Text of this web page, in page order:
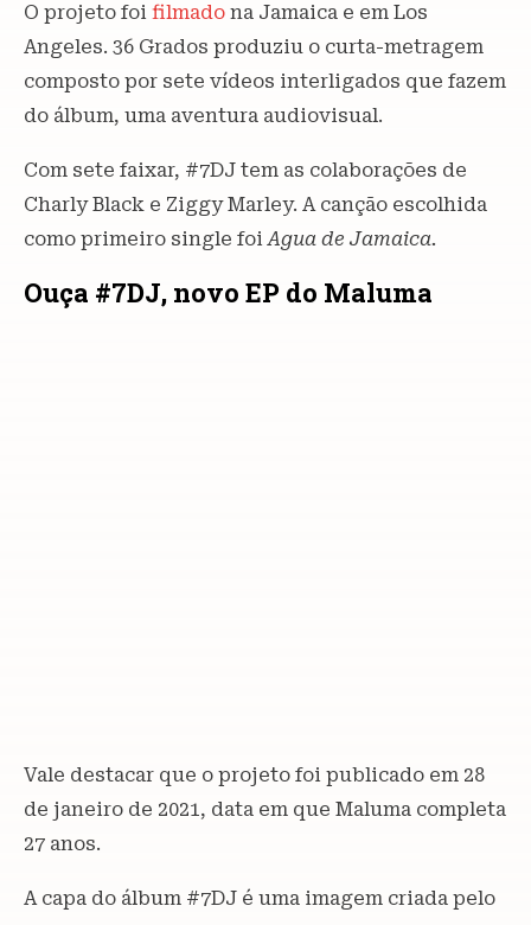
O projeto foi filmado na Jamaica e em Los
Angeles. 36 Grados produziu o curta-metragem
composto por sete vídeos interligados que fazem
do álbum, uma aventura audiovisual.
Com sete faixar, #7DJ tem as colaborações de
Charly Black e Ziggy Marley. A canção escolhida
como primeiro single foiAgua de Jamaica.
Ouça #7DJ, novo EP do Maluma
Vale destacar que o projeto foi publicado em 28
de janeiro de 2021, data em que Maluma completa
27 anos.
A capa do álbum #7DJ é uma imagem criada pelo